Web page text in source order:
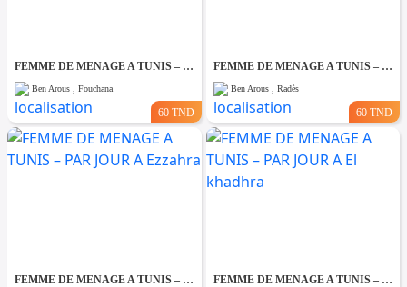
FEMME DE MENAGE A TUNIS – PAR JOUR A Fouchana
Ben Arous , Fouchana
60 TND
FEMME DE MENAGE A TUNIS – PAR JOUR A Rades
Ben Arous , Radès
60 TND
FEMME DE MENAGE A TUNIS – PAR JOUR A Ezzahra FEMME DE MENAGE A TUNIS – PAR JOUR A El khadhra